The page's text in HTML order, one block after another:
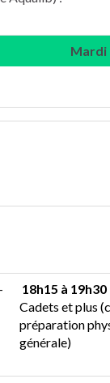
Mardi
18h15 à 19h30
Cadets et plus
préparation
générale)